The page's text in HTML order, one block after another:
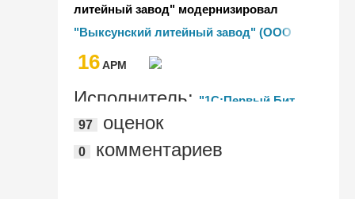
литейный завод" модернизировал
комплексную учетную систему
"Выксунский литейный завод" (ООО
16AРМ
Исполнитель: "1C:Первый Бит,
Нижний Новгород, пл. Минина"
97 оценок
0 комментариев